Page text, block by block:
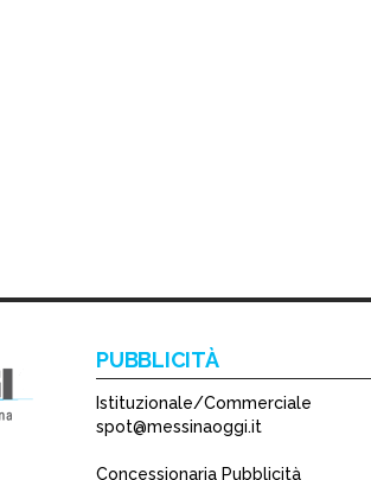
PUBBLICITÀ
Istituzionale/Commerciale
spot@messinaoggi.it
Concessionaria Pubblicità